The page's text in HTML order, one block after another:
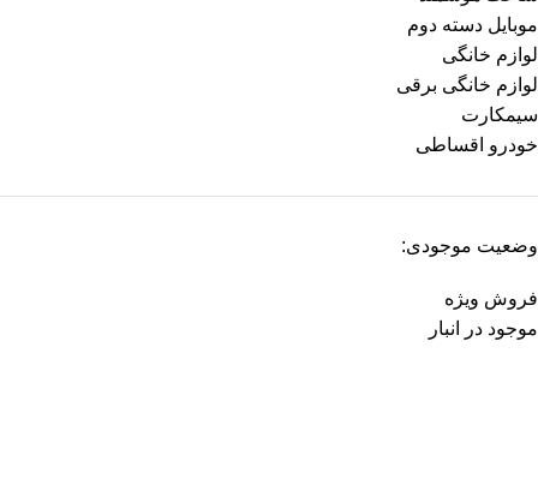
موبایل دسته دوم
لوازم خانگی
لوازم خانگی برقی
سیمکارت
خودرو اقساطی
وضعیت موجودی:
فروش ویژه
موجود در انبار